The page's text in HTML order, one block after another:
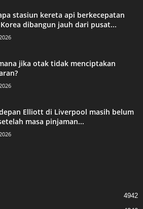
stasiun kereta api berkecepatan
dibangun jauh dari pusat...
jika otak tidak menciptakan
Elliott di Liverpool masih belum
masa pinjaman...
4942